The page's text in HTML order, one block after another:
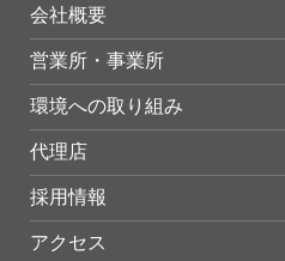
会社概要
営業所・事業所
環境への取り組み
代理店
採用情報
アクセス